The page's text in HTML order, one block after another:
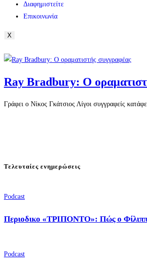
Διαφημιστείτε
Επικοινωνία
X
Ray Bradbury: Ο
Γράφει ο Νίκος Γκάτσιος Λίγοι συγγραφείς
Τελευταίες ενημερώσεις
Podcast
Περιοδικο «ΤΡΙΠΟΝΤΟ»: Πώς ο
Podcast